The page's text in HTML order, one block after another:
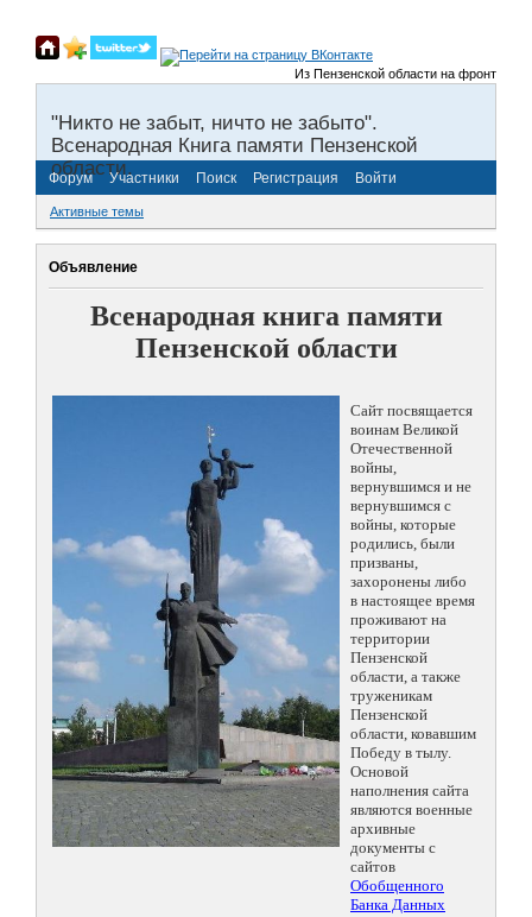
Из Пензенской области на фронты
"Никто не забыт, ничто не забыто".
Всенародная Книга памяти Пензенской
области.
Форум Участники Поиск Регистрация Войти
Активные темы
Объявление
Всенародная книга памяти
Пензенской области
Сайт посвящается
воинам Великой
Отечественной
войны,
вернувшимся и не
вернувшимся с
войны, которые
родились, были
призваны,
захоронены либо
в настоящее время
проживают на
территории
Пензенской
области, а также
труженикам
Пензенской
области, ковавшим
Победу в тылу.
Основой
наполнения сайта
являются военные
архивные
документы с
сайтов
Обобщенного
Банка Данных